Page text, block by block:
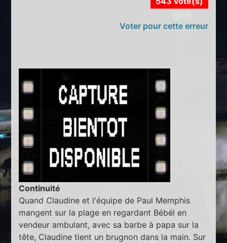
Voter pour cette erreur
Continuité
Quand Claudine et l'équipe de Paul Memphis
mangent sur la plage en regardant Bébél en
vendeur ambulant, avec sa barbe à papa sur la
tête, Claudine tient un brugnon dans la main. Sur